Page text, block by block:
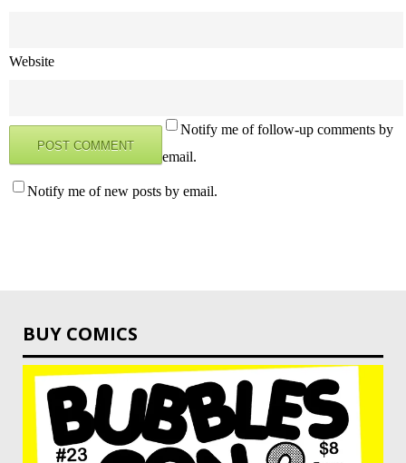
Website
Notify me of follow-up comments by
email.
Notify me of new posts by email.
BUY COMICS